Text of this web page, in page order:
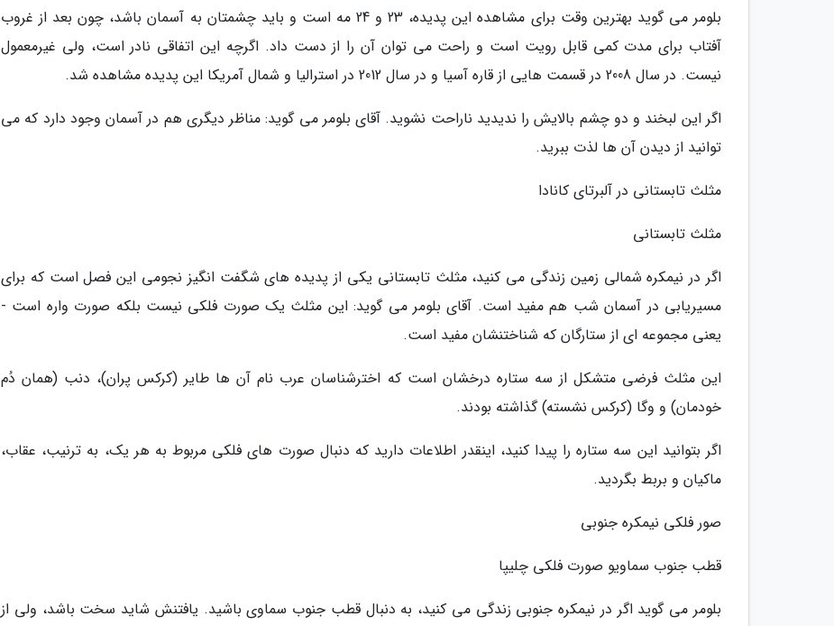
بلومر می گوید بهترین وقت برای مشاهده این پدیده، 23 و 24 مه است و باید چشمتان به آسمان باشد، چون بعد از غروب
آفتاب برای مدت کمی قابل رویت است و راحت می توان آن را از دست داد. اگرچه این اتفاقی نادر است، ولی غیرمعمول
نیست. در سال 2008 در قسمت هایی از قاره آسیا و در سال 2012 در استرالیا و شمال آمریکا این پدیده مشاهده شد.
اگر این لبخند و دو چشم بالایش را ندیدید ناراحت نشوید. آقای بلومر می گوید: مناظر دیگری هم در آسمان وجود دارد که می
توانید از دیدن آن ها لذت ببرید.
مثلث تابستانی در آلبرتای کانادا
مثلث تابستانی
اگر در نیمکره شمالی زمین زندگی می کنید، مثلث تابستانی یکی از پدیده های شگفت انگیز نجومی این فصل است که برای
مسیریابی در آسمان شب هم مفید است. آقای بلومر می گوید: این مثلث یک صورت فلکی نیست بلکه صورت واره است -
یعنی مجموعه ای از ستارگان که شناختنشان مفید است.
این مثلث فرضی متشکل از سه ستاره درخشان است که اخترشناسان عرب نام آن ها طایر (کرکس پران)، دنب (همان دُم
خودمان) و وگا (کرکس نشسته) گذاشته بودند.
اگر بتوانید این سه ستاره را پیدا کنید، اینقدر اطلاعات دارید که دنبال صورت های فلکی مربوط به هر یک، به ترنیب، عقاب،
ماکیان و بربط بگردید.
صور فلکی نیمکره جنوبی
قطب جنوب سماویو صورت فلکی چلیپا
بلومر می گوید اگر در نیمکره جنوبی زندگی می کنید، به دنبال قطب جنوب سماوی باشید. یافتنش شاید سخت باشد، ولی از